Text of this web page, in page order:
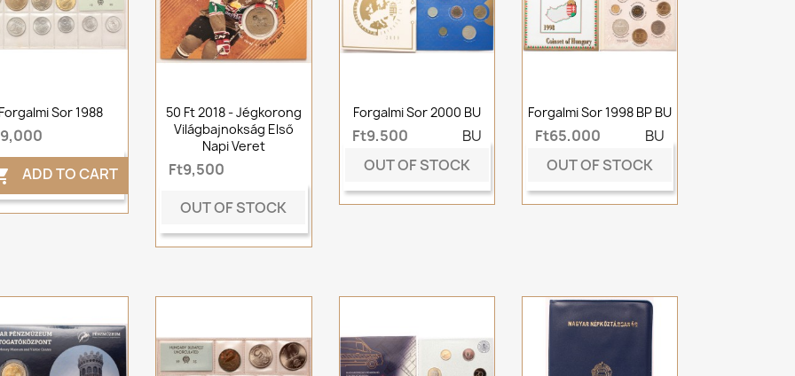
Sor 1988
ADD TO CART
50 Ft 2018 - Jégkorong
Világbajnokság Első
Napi Veret
Ft9,500
OUT OF STOCK
Forgalmi Sor 2000 BU
Ft9,500
BU
OUT OF STOCK
Forgalmi Sor 1998 BP BU
Ft65,000
BU
OUT OF STOCK